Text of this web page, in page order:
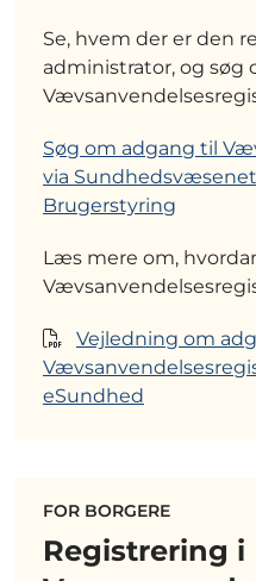
Se, hvem der er den
administrator, og søg
Søg om adgang til
via
Brugerstyring
Læs mere om,
Vejledning om
eSundhed
FOR BORGERE
Registrering i